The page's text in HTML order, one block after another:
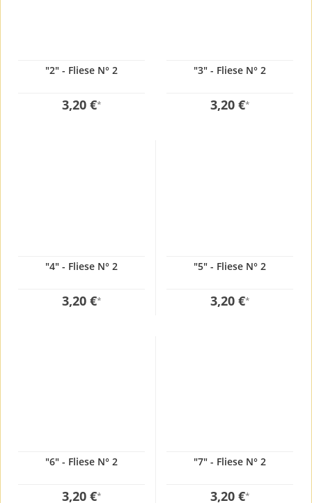
"2" - Fliese N° 2
3,20 €*
"3" - Fliese N° 2
3,20 €*
"4" - Fliese N° 2
3,20 €*
"5" - Fliese N° 2
3,20 €*
"6" - Fliese N° 2
3,20 €*
"7" - Fliese N° 2
3,20 €*